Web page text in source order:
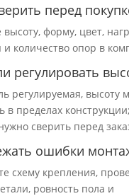
перед
форму, цвет,
и количество опор в
регулировать
регулируемая, высоту
в пределах
сверить перед
ошибки
схему крепления,
ровность пола и